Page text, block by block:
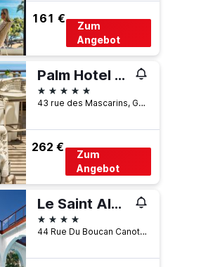
161 €
Zum
Angebot
Palm Hotel & Spa
5 Sterne
43 rue des Mascarins, Grande Anse, Petite-Ile, Réunion
262 €
Zum
Angebot
Le Saint Alexis
4 Sterne
44 Rue Du Boucan Canot, Saint-Paul, Réunion